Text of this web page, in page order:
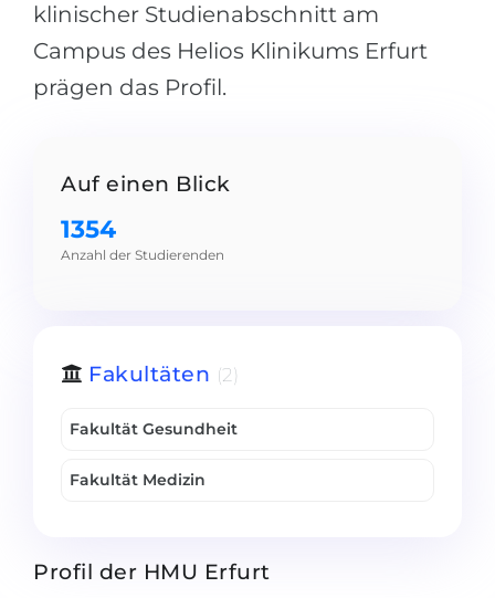
100%
Unsere Studierenden werden
Russland
Ukraine
Armenien
Belarus
klinischer Studienabschnitt am
Campus des Helios Klinikums Erfurt
prägen das Profil.
Auf einen Blick
1354
Anzahl der Studierenden
Fakultäten (2)
Fakultät Gesundheit
Fakultät Medizin
Profil der HMU Erfurt